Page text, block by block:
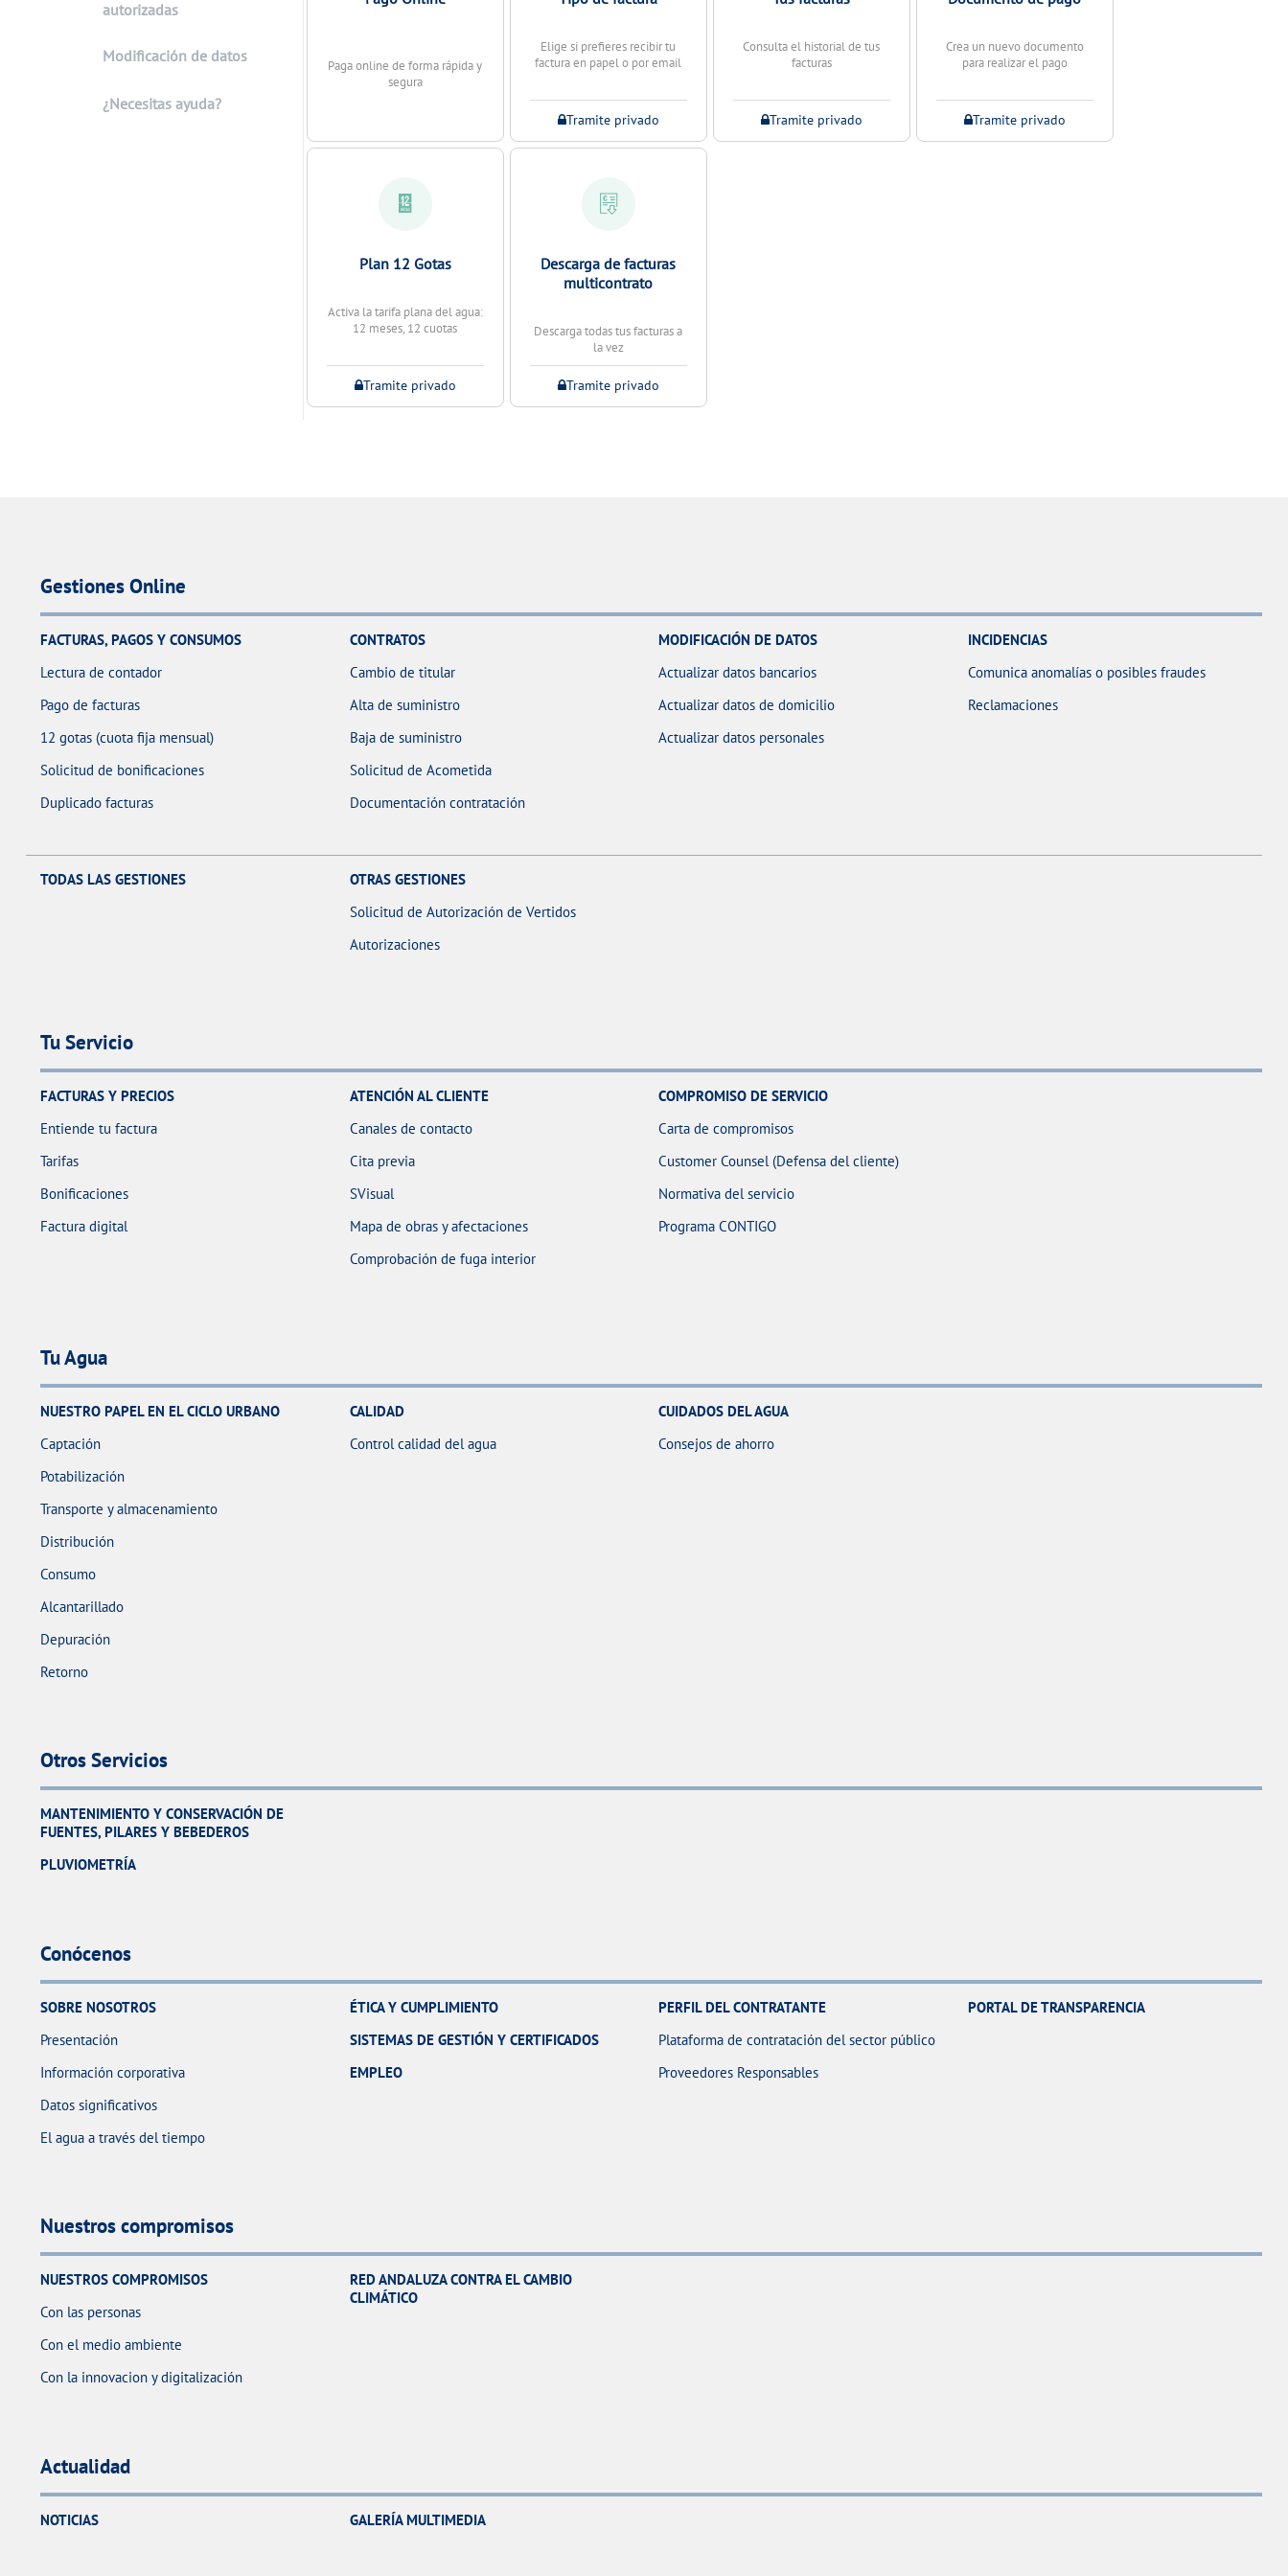
autorizadas
Modificación de datos
¿Necesitas ayuda?
Paga online de forma rápida y
segura
Elige si prefieres recibir tu
factura en papel o por email
Tramite privado
Consulta el historial de tus
facturas
Tramite privado
Crea un nuevo documento
para realizar el pago
Tramite privado
Plan 12 Gotas
Activa la tarifa plana del agua:
12 meses, 12 cuotas
Tramite privado
Descarga de facturas
multicontrato
Descarga todas tus facturas a
la vez
Tramite privado
Gestiones Online
FACTURAS, PAGOS Y CONSUMOS
Lectura de contador
Pago de facturas
12 gotas (cuota fija mensual)
Solicitud de bonificaciones
Duplicado facturas
CONTRATOS
Cambio de titular
Alta de suministro
Baja de suministro
Solicitud de Acometida
Documentación contratación
MODIFICACIÓN DE DATOS
Actualizar datos bancarios
Actualizar datos de domicilio
Actualizar datos personales
INCIDENCIAS
Comunica anomalías o posibles fraudes
Reclamaciones
TODAS LAS GESTIONES
OTRAS GESTIONES
Solicitud de Autorización de Vertidos
Autorizaciones
Tu Servicio
FACTURAS Y PRECIOS
Entiende tu factura
Tarifas
Bonificaciones
Factura digital
ATENCIÓN AL CLIENTE
Canales de contacto
Cita previa
SVisual
Mapa de obras y afectaciones
Comprobación de fuga interior
COMPROMISO DE SERVICIO
Carta de compromisos
Customer Counsel (Defensa del cliente)
Normativa del servicio
Programa CONTIGO
Tu Agua
NUESTRO PAPEL EN EL CICLO URBANO
Captación
Potabilización
Transporte y almacenamiento
Distribución
Consumo
Alcantarillado
Depuración
Retorno
CALIDAD
Control calidad del agua
CUIDADOS DEL AGUA
Consejos de ahorro
Otros Servicios
MANTENIMIENTO Y CONSERVACIÓN DE
FUENTES, PILARES Y BEBEDEROS
PLUVIOMETRÍA
Conócenos
SOBRE NOSOTROS
Presentación
Información corporativa
Datos significativos
El agua a través del tiempo
ÉTICA Y CUMPLIMIENTO
SISTEMAS DE GESTIÓN Y CERTIFICADOS
EMPLEO
PERFIL DEL CONTRATANTE
Plataforma de contratación del sector público
Proveedores Responsables
PORTAL DE TRANSPARENCIA
Nuestros compromisos
NUESTROS COMPROMISOS
Con las personas
Con el medio ambiente
Con la innovacion y digitalización
RED ANDALUZA CONTRA EL CAMBIO
CLIMÁTICO
Actualidad
NOTICIAS GALERÍA MULTIMEDIA